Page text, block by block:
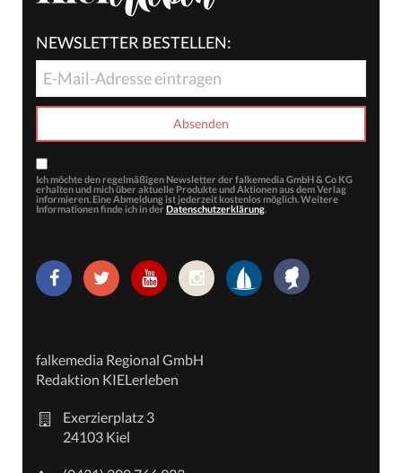
NEWSLETTER BESTELLEN:
Ich möchte den regelmäßigen Newsletter der falkemedia GmbH & Co KG
erhalten und mich über aktuelle Produkte und Aktionen aus dem Verlag
informieren. Eine Abmeldung ist jederzeit kostenlos möglich. Weitere
Informationen finde ich in der Datenschutzerklärung.
falkemedia Regional GmbH
Redaktion KIELerleben
Exerzierplatz 3
24103 Kiel